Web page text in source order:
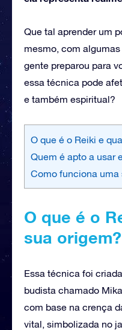
Que tal aprender um
mesmo, com
gente preparou para
essa técnica pode
e também espiritual?
O que é o Reiki e
Quem é apto a usar
Como funciona uma
O que é o
sua origem?
Essa técnica foi
budista chamado
com base na crença
vital, simbolizada no